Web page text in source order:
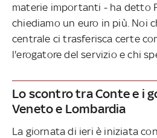
materie importanti - ha detto
chiediamo un euro in più. Noi
centrale ci trasferisca certe
l'erogatore del servizio e chi
Lo scontro tra Conte e i
Veneto e Lombardia
La giornata di ieri è iniziata